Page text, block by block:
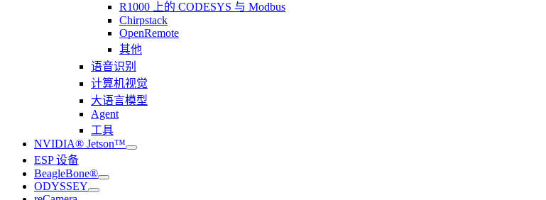
R1000 上的 CODESYS 与 Modbus
Chirpstack
OpenRemote
其他
语音识别
计算机视觉
大语言模型
Agent
工具
NVIDIA® Jetson™
ESP 设备
BeagleBone®
ODYSSEY